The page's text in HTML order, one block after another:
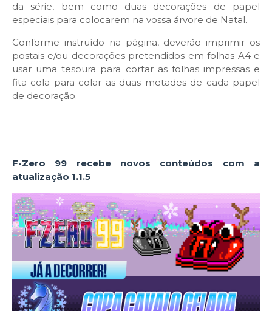
da série, bem como duas decorações de papel
especiais para colocarem na vossa árvore de Natal.
Conforme instruído na página, deverão imprimir os
postais e/ou decorações pretendidos em folhas A4 e
usar uma tesoura para cortar as folhas impressas e
fita-cola para colar as duas metades de cada papel
de decoração.
F-Zero 99 recebe novos conteúdos com a
atualização 1.1.5